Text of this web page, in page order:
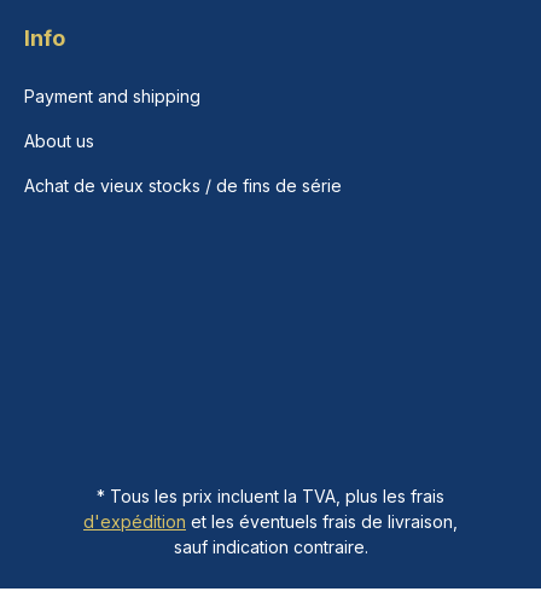
Info
Payment and shipping
About us
Achat de vieux stocks / de fins de série
* Tous les prix incluent la TVA, plus les frais
d'expédition et les éventuels frais de livraison,
sauf indication contraire.